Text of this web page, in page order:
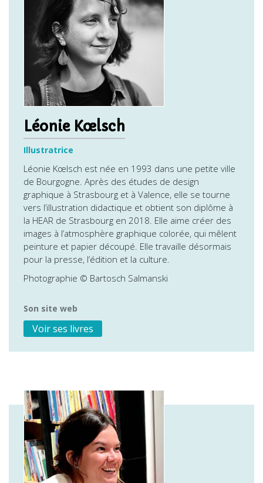
Léonie Kœlsch
Illustratrice
Léonie Kœlsch est née en 1993 dans une petite ville
de Bourgogne. Après des études de design
graphique à Strasbourg et à Valence, elle se tourne
vers l’illustration didactique et obtient son diplôme à
la HEAR de Strasbourg en 2018. Elle aime créer des
images à l’atmosphère graphique colorée, qui mêlent
peinture et papier découpé. Elle travaille désormais
pour la presse, l’édition et la culture.
Photographie © Bartosch Salmanski
Son site web
Voir ses livres